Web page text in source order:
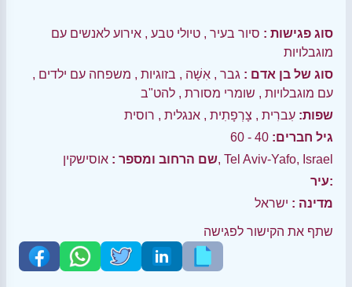
סוג פגישות : סיור בעיר , טיולי טבע , אירוע לאנשים עם
מוגבלויות
סוג של בן אדם : גבר , אִשָׁה , בזוגיות , משפחה עם ילדים ,
עם מוגבלויות , שומרי מסורת , להט"ב
שפות: עִברִית , צָרְפָתִית , אנגלית , רוסית
גיל חברים: 40 - 60
שם הרחוב ומספר :אוסישקין, Tel Aviv-Yafo, Israel
עיר:
מדינה : ישראל
שתף את הקישור לפגישה